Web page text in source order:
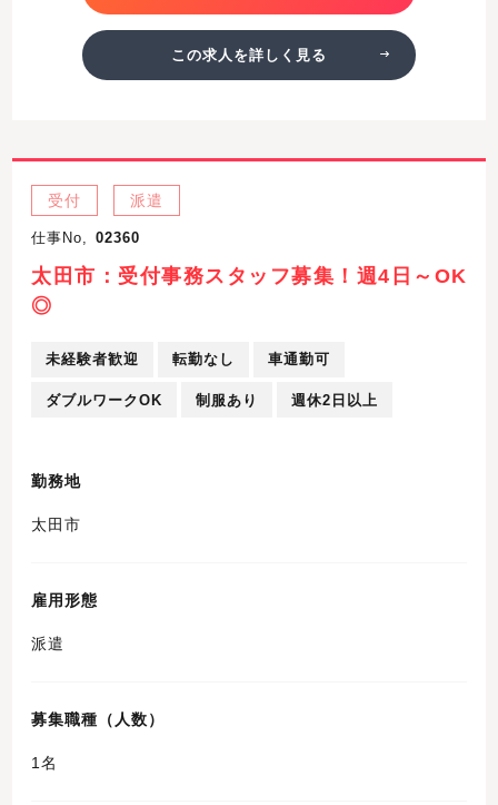
この求人を詳しく見る
受付 派遣
仕事No, 02360
太田市：受付事務スタッフ募集！週4日～OK
◎
未経験者歓迎 転勤なし 車通勤可
ダブルワークOK 制服あり 週休2日以上
勤務地
太田市
雇用形態
派遣
募集職種（人数）
1名